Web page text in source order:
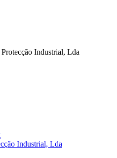
Protecção Industrial, Lda
Industrial, Lda